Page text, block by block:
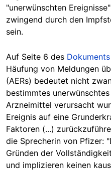
"unerwünschten
zwingend durch den
sein.
Auf Seite 6 des Dokuments
Häufung von Meldungen
(AERs) bedeutet nicht
bestimmtes
Arzneimittel verursacht
Ereignis auf eine
Faktoren (...)
die Sprecherin von Pfizer:
Gründen der
und implizieren keinen